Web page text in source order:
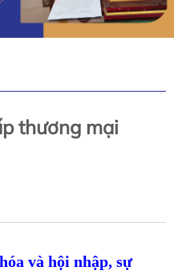
thương mại
và hội nhập, sự